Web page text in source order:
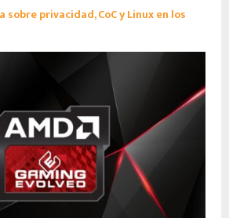
sobre privacidad, CoC y Linux en los